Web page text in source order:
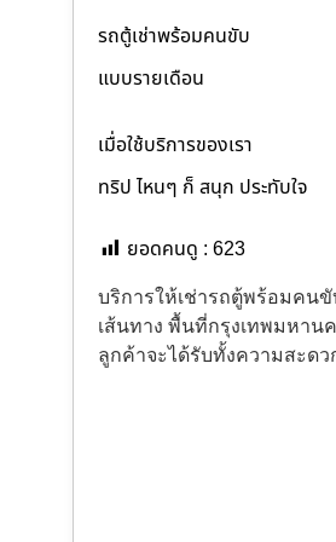
รถตู้เช่าพร้อมคนขับ
แบบรายเดือน
เมื่อใช้บริการของเรา
ทริป ไหนๆ ก็ สนุก ประทับใจ
ยอดคนดู : 623
บริการให้เช่ารถตู้พร้อมคน
เส้นทาง พื้นที่กรุงเทพมหาน
ลูกค้าจะได้รับทั้งความสะด